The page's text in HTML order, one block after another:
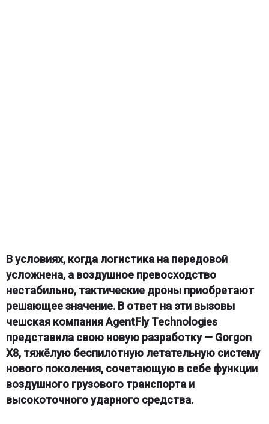
В условиях, когда логистика на передовой
усложнена, а воздушное превосходство
нестабильно, тактические дроны приобретают
решающее значение. В ответ на эти вызовы
чешская компания AgentFly Technologies
представила свою новую разработку — Gorgon
X8, тяжёлую беспилотную летательную систему
нового поколения, сочетающую в себе функции
воздушного грузового транспорта и
высокоточного ударного средства.